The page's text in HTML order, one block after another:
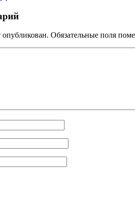
опубликован. Обязательные поля